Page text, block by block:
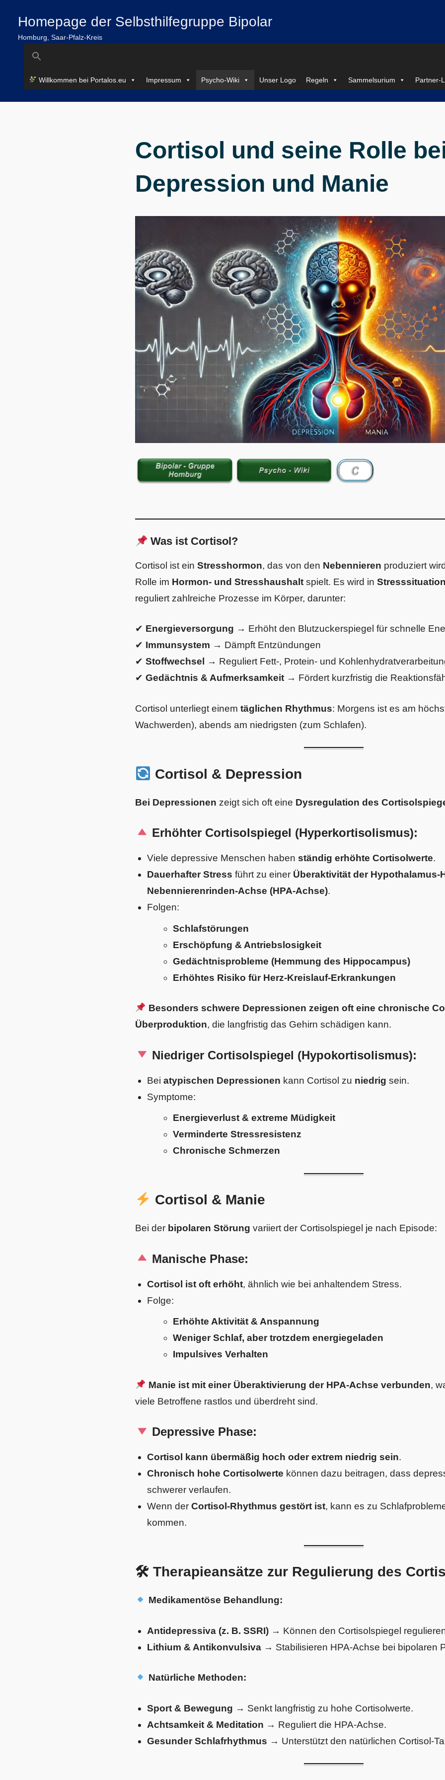
springen
Homepage der Selbsthilfegruppe Bipolar
Homburg, Saar-Pfalz-Kreis
Search
for:
Willkommen bei Portalos.eu Impressum Psycho-Wiki Unser Logo Regeln Sammelsurium Partner-
Cortisol und seine Rolle
Depression und Manie
Was ist Cortisol?
Cortisol ist ein Stresshormon, das von den Nebennieren produziert
Rolle im Hormon- und Stresshaushalt spielt. Es wird in
reguliert zahlreiche Prozesse im Körper, darunter:
✔ Energieversorgung → Erhöht den Blutzuckerspiegel für schnelle
✔ Immunsystem → Dämpft Entzündungen
✔ Stoffwechsel
→ Reguliert Fett-, Protein- und
✔ Gedächtnis & Aufmerksamkeit → Fördert kurzfristig die
Cortisol unterliegt einem täglichen Rhythmus: Morgens ist es am
Wachwerden), abends am niedrigsten (zum Schlafen).
Cortisol & Depression
Bei Depressionen zeigt sich oft eine Dysregulation des
Erhöhter Cortisolspiegel (Hyperkortisolismus):
Viele depressive Menschen haben ständig erhöhte Cortisolwerte.
Dauerhafter Stress führt zu einer Überaktivität der Hypothalamus-
Nebennierenrinden-Achse (HPA-Achse).
Folgen:
Schlafstörungen
Erschöpfung & Antriebslosigkeit
Gedächtnisprobleme (Hemmung des Hippocampus)
Erhöhtes Risiko für Herz-Kreislauf-Erkrankungen
Besonders schwere Depressionen zeigen oft eine chronische
Überproduktion, die langfristig das Gehirn schädigen kann.
Niedriger Cortisolspiegel (Hypokortisolismus):
Bei atypischen Depressionen kann Cortisol zu niedrig sein.
Symptome:
Energieverlust & extreme Müdigkeit
Verminderte Stressresistenz
Chronische Schmerzen
Cortisol & Manie
Bei der bipolaren Störung variiert der Cortisolspiegel je nach Episode:
Manische Phase:
Cortisol ist oft erhöht, ähnlich wie bei anhaltendem Stress.
Folge:
Erhöhte Aktivität & Anspannung
Weniger Schlaf, aber trotzdem energiegeladen
Impulsives Verhalten
Manie ist mit einer Überaktivierung der HPA-Achse verbunden,
viele Betroffene rastlos und überdreht sind.
Depressive Phase:
Cortisol kann übermäßig hoch oder extrem niedrig sein.
Chronisch hohe Cortisolwerte können dazu beitragen, dass
schwerer verlaufen.
Wenn der Cortisol-Rhythmus gestört ist, kann es zu
kommen.
🛠 Therapieansätze zur Regulierung des
Medikamentöse Behandlung:
Antidepressiva (z. B. SSRI)→ Können den Cortisolspiegel
Lithium & Antikonvulsiva→ Stabilisieren HPA-Achse bei bipolaren
Natürliche Methoden:
Sport & Bewegung → Senkt langfristig zu hohe Cortisolwerte.
Achtsamkeit & Meditation → Reguliert die HPA-Achse.
Gesunder Schlafrhythmus → Unterstützt den natürlichen Cortisol-